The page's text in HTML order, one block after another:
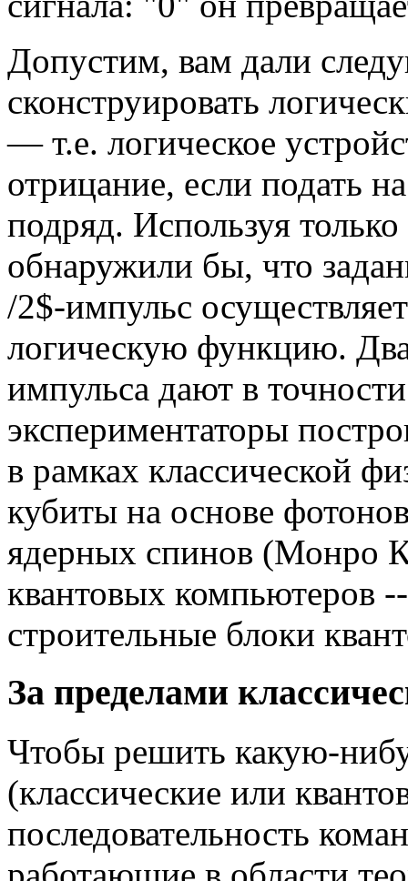
Допустим, вам дали
сконструировать
— т.е. логическое
отрицание, если подать
подряд. Используя
обнаружили бы, что
/2$-импульс
логическую функцию.
импульса дают в
экспериментаторы
в рамках классической
кубиты на основе
ядерных спинов (Монро
квантовых
строительные блоки
За пределами
Чтобы решить какую-
(классические или
последовательность